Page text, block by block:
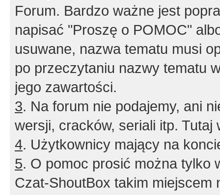
Forum. Bardzo ważne jest
napisać "Proszę o POMOC"
usuwane, nazwa tematu musi
po przeczytaniu nazwy tematu
jego zawartości.
3. Na forum nie podajemy, ani
wersji, cracków, seriali itp. Tutaj
4. Użytkownicy mający na
5. O pomoc prosić można tylko
Czat-ShoutBox takim miejscem